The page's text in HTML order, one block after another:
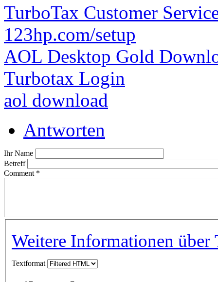
TurboTax Customer
123hp.com/setup
AOL Desktop Gold
Turbotax Login
aol download
Antworten
Ihr Name
Betreff
Comment *
Weitere Informationen über
Textformat